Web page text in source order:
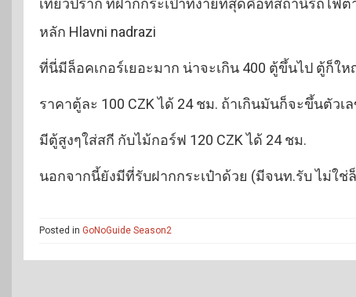
เที่ยวปราก ที่ฝากกระเป๋าที่ง่ายที่สุดคือที่สถานีรถไ
หลัก Hlavni nadrazi
ที่นี่มีล็อคเกอร์เยอะมาก น่าจะเกิน 400 ตู้ขึ้นไป ตู้ก็ใ
ราคาตู้ละ 100 CZK ได้ 24 ชม. ถ้าเกินมันก็จะขึ้นตัวเ
มีตู้สูงๆใส่สกี กับไม้กอร์ฟ 120 CZK ได้ 24 ชม.
นอกจากนี้ยังมีที่รับฝากกระเป๋าด้วย (มีจนท.รับ ไม่ใช่
Posted in GoNoGuide Season2